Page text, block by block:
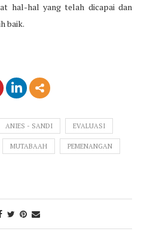
hal-hal yang telah dicapai dan
baik.
ANIES - SANDI EVALUASI
MUTABAAH PEMENANGAN